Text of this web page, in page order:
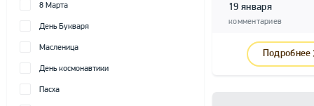
8 Марта
День Букваря
Масленица
День космонавтики
Пасха
19 января
комментариев
Подробнее